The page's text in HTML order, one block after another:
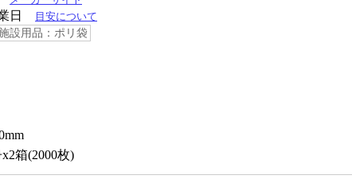
日 目安について
設用品：ポリ袋
箱(2000枚)